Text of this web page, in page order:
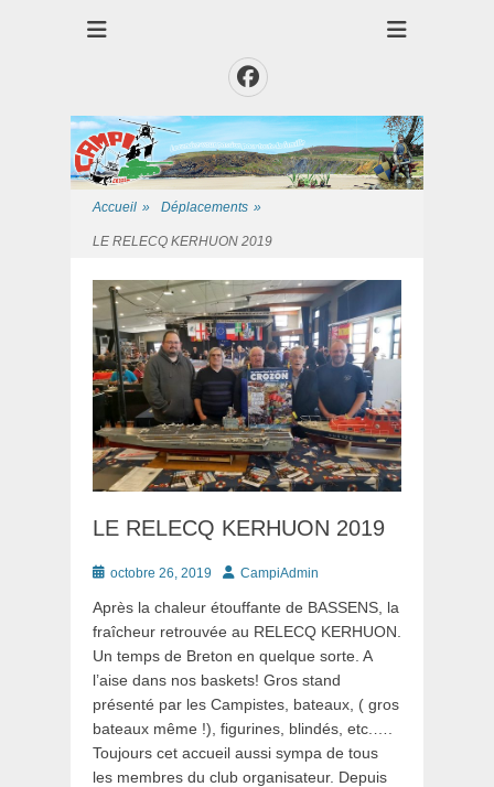
Club CAMPI
Facebook
Accueil » Déplacements »
LE RELECQ KERHUON 2019
LE RELECQ KERHUON 2019
Postéoctobre 26, 2019 AuteurCampiAdmin
Après la chaleur étouffante de BASSENS, la
fraîcheur retrouvée au RELECQ KERHUON.
Un temps de Breton en quelque sorte. A
l’aise dans nos baskets! Gros stand
présenté par les Campistes, bateaux, ( gros
bateaux même !), figurines, blindés, etc.….
Toujours cet accueil aussi sympa de tous
les membres du club organisateur. Depuis